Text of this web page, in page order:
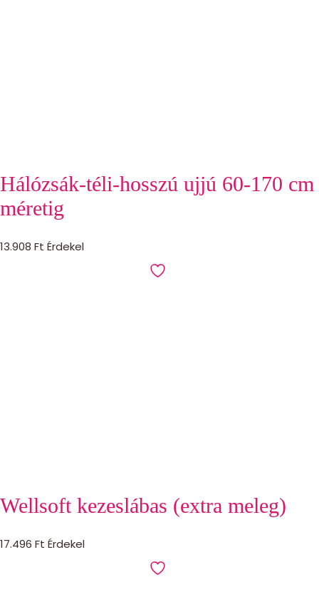
Hálózsák-téli-hosszú ujjú 60-170 cm
méretig
13.908 Ft Érdekel
Wellsoft kezeslábas (extra meleg)
17.496 Ft Érdekel